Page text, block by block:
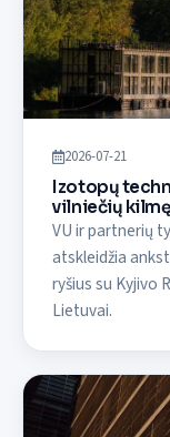
2026-07-21
Izotopų
vilniečių kilmę
VU ir partnerių
atskleidžia
ryšius su Kyjivo
Lietuvai.